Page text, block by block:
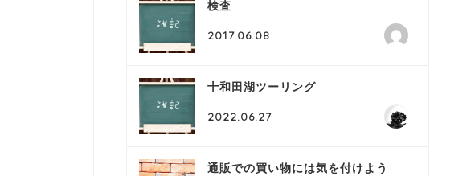
検査
2017.06.08
十和田湖ツーリング
2022.06.27
通販での買い物には気を付けよう